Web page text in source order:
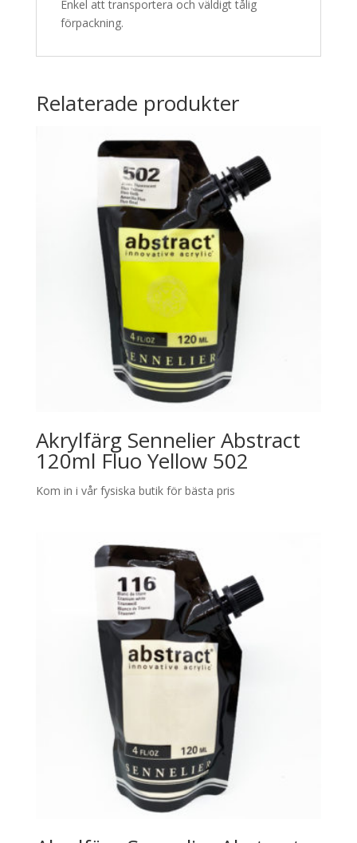
Enkel att transportera och väldigt tålig
förpackning.
Relaterade produkter
Akrylfärg Sennelier Abstract
120ml Fluo Yellow 502
Kom in i vår fysiska butik för bästa pris